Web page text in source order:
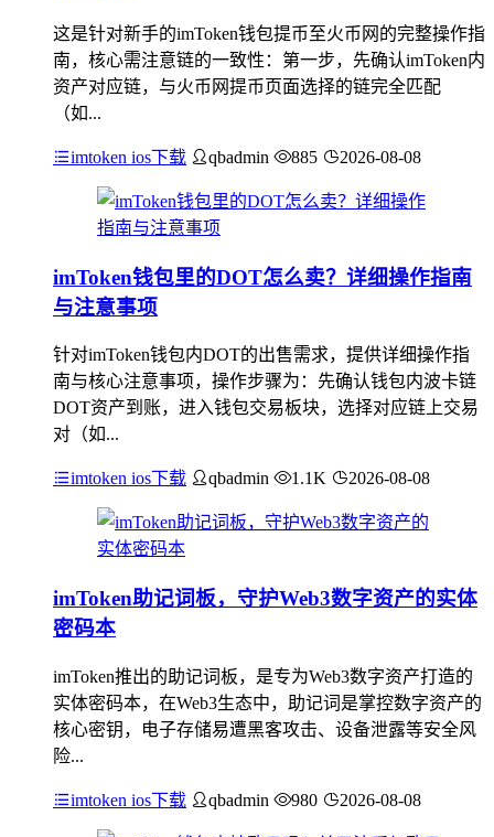
这是针对新手的imToken钱包提币至火币网的完整操作指
南，核心需注意链的一致性：第一步，先确认imToken内
资产对应链，与火币网提币页面选择的链完全匹配
（如...
imtoken ios下载 qbadmin 885 2026-08-08
imToken钱包里的DOT怎么卖？详细操作指南
与注意事项
针对imToken钱包内DOT的出售需求，提供详细操作指
南与核心注意事项，操作步骤为：先确认钱包内波卡链
DOT资产到账，进入钱包交易板块，选择对应链上交易
对（如...
imtoken ios下载 qbadmin 1.1K 2026-08-08
imToken助记词板，守护Web3数字资产的实体
密码本
imToken推出的助记词板，是专为Web3数字资产打造的
实体密码本，在Web3生态中，助记词是掌控数字资产的
核心密钥，电子存储易遭黑客攻击、设备泄露等安全风
险...
imtoken ios下载 qbadmin 980 2026-08-08